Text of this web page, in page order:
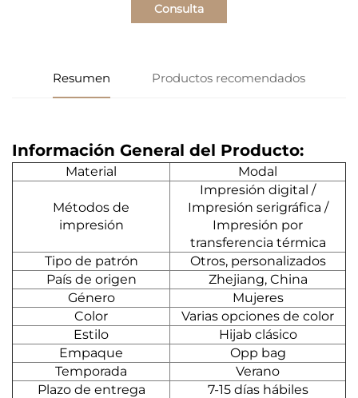
Consulta
Resumen Productos recomendados
Información General del Producto:
Material Modal
Métodos de
impresión
Impresión digital /
Impresión serigráfica /
Impresión por
transferencia térmica
Tipo de patrón
Otros, personalizados
País de origen
Zhejiang, China
Género
Mujeres
Color
Varias opciones de color
Estilo
Hijab clásico
Empaque
Opp bag
Temporada
Verano
Plazo de entrega
7-15 días hábiles